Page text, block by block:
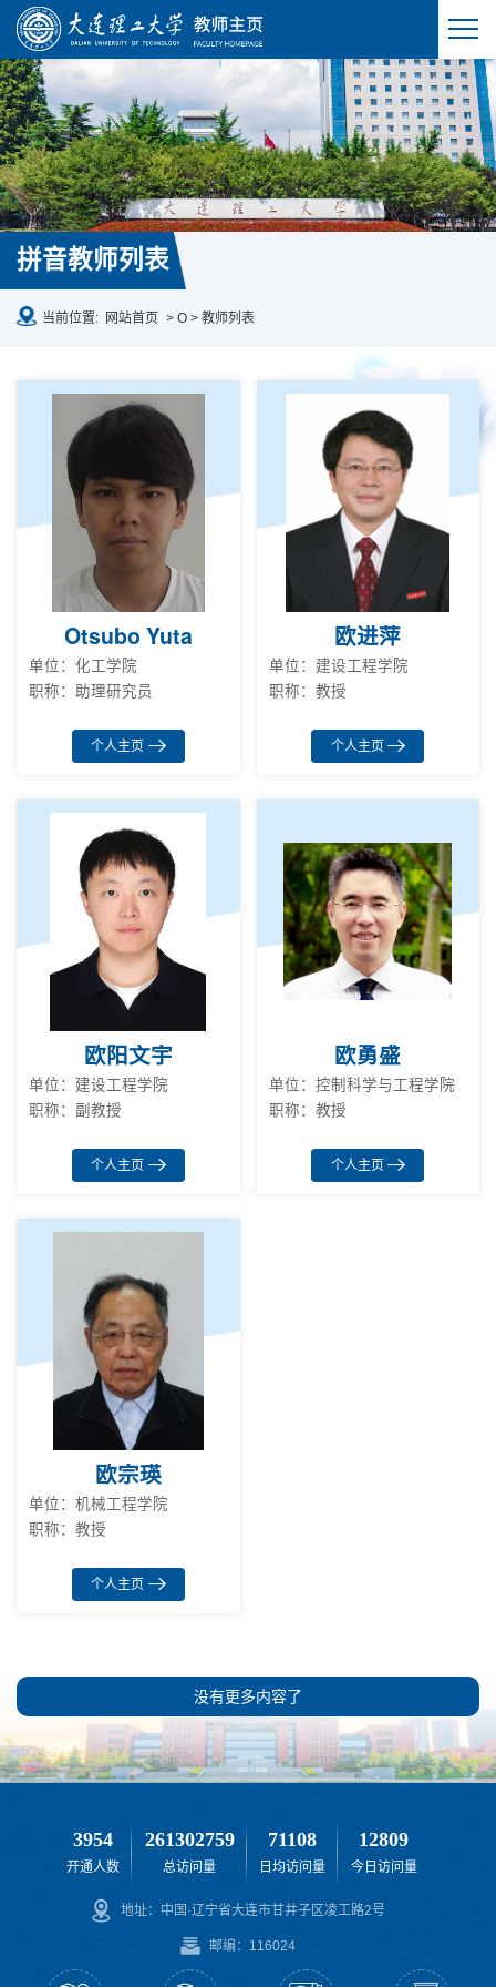
拼音教师列表
当前位置: 网站首页 > O > 教师列表
Otsubo Yuta
单位：化工学院
职称：助理研究员
个人主页
欧进萍
单位：建设工程学院
职称：教授
个人主页
欧阳文宇
单位：建设工程学院
职称：副教授
个人主页
欧勇盛
单位：控制科学与工程学院
职称：教授
个人主页
欧宗瑛
单位：机械工程学院
职称：教授
个人主页
没有更多内容了
3954
开通人数
261302759
总访问量
71108
日均访问量
12809
今日访问量
地址：中国·辽宁省大连市甘井子区凌工路2号
邮编：116024